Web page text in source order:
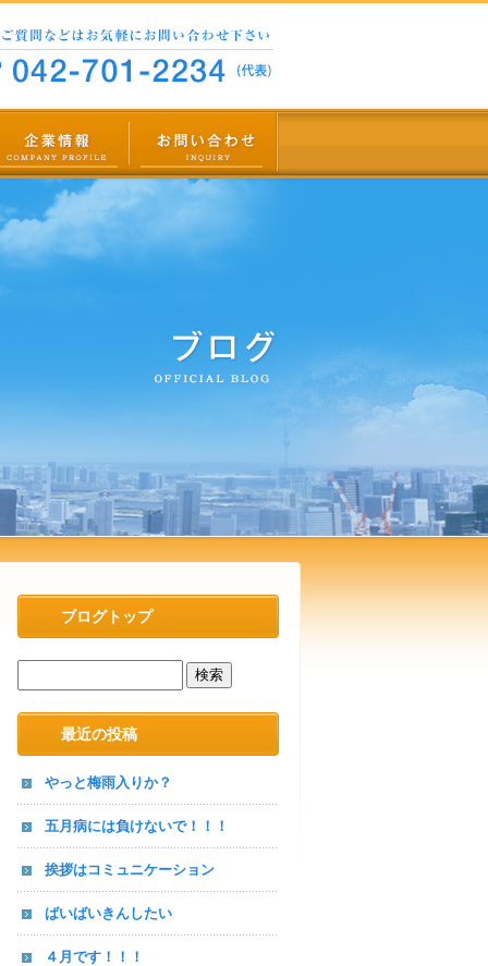
ブログトップ
最近の投稿
やっと梅雨入りか？
五月病には負けないで！！！
挨拶はコミュニケーション
ばいばいきんしたい
４月です！！！